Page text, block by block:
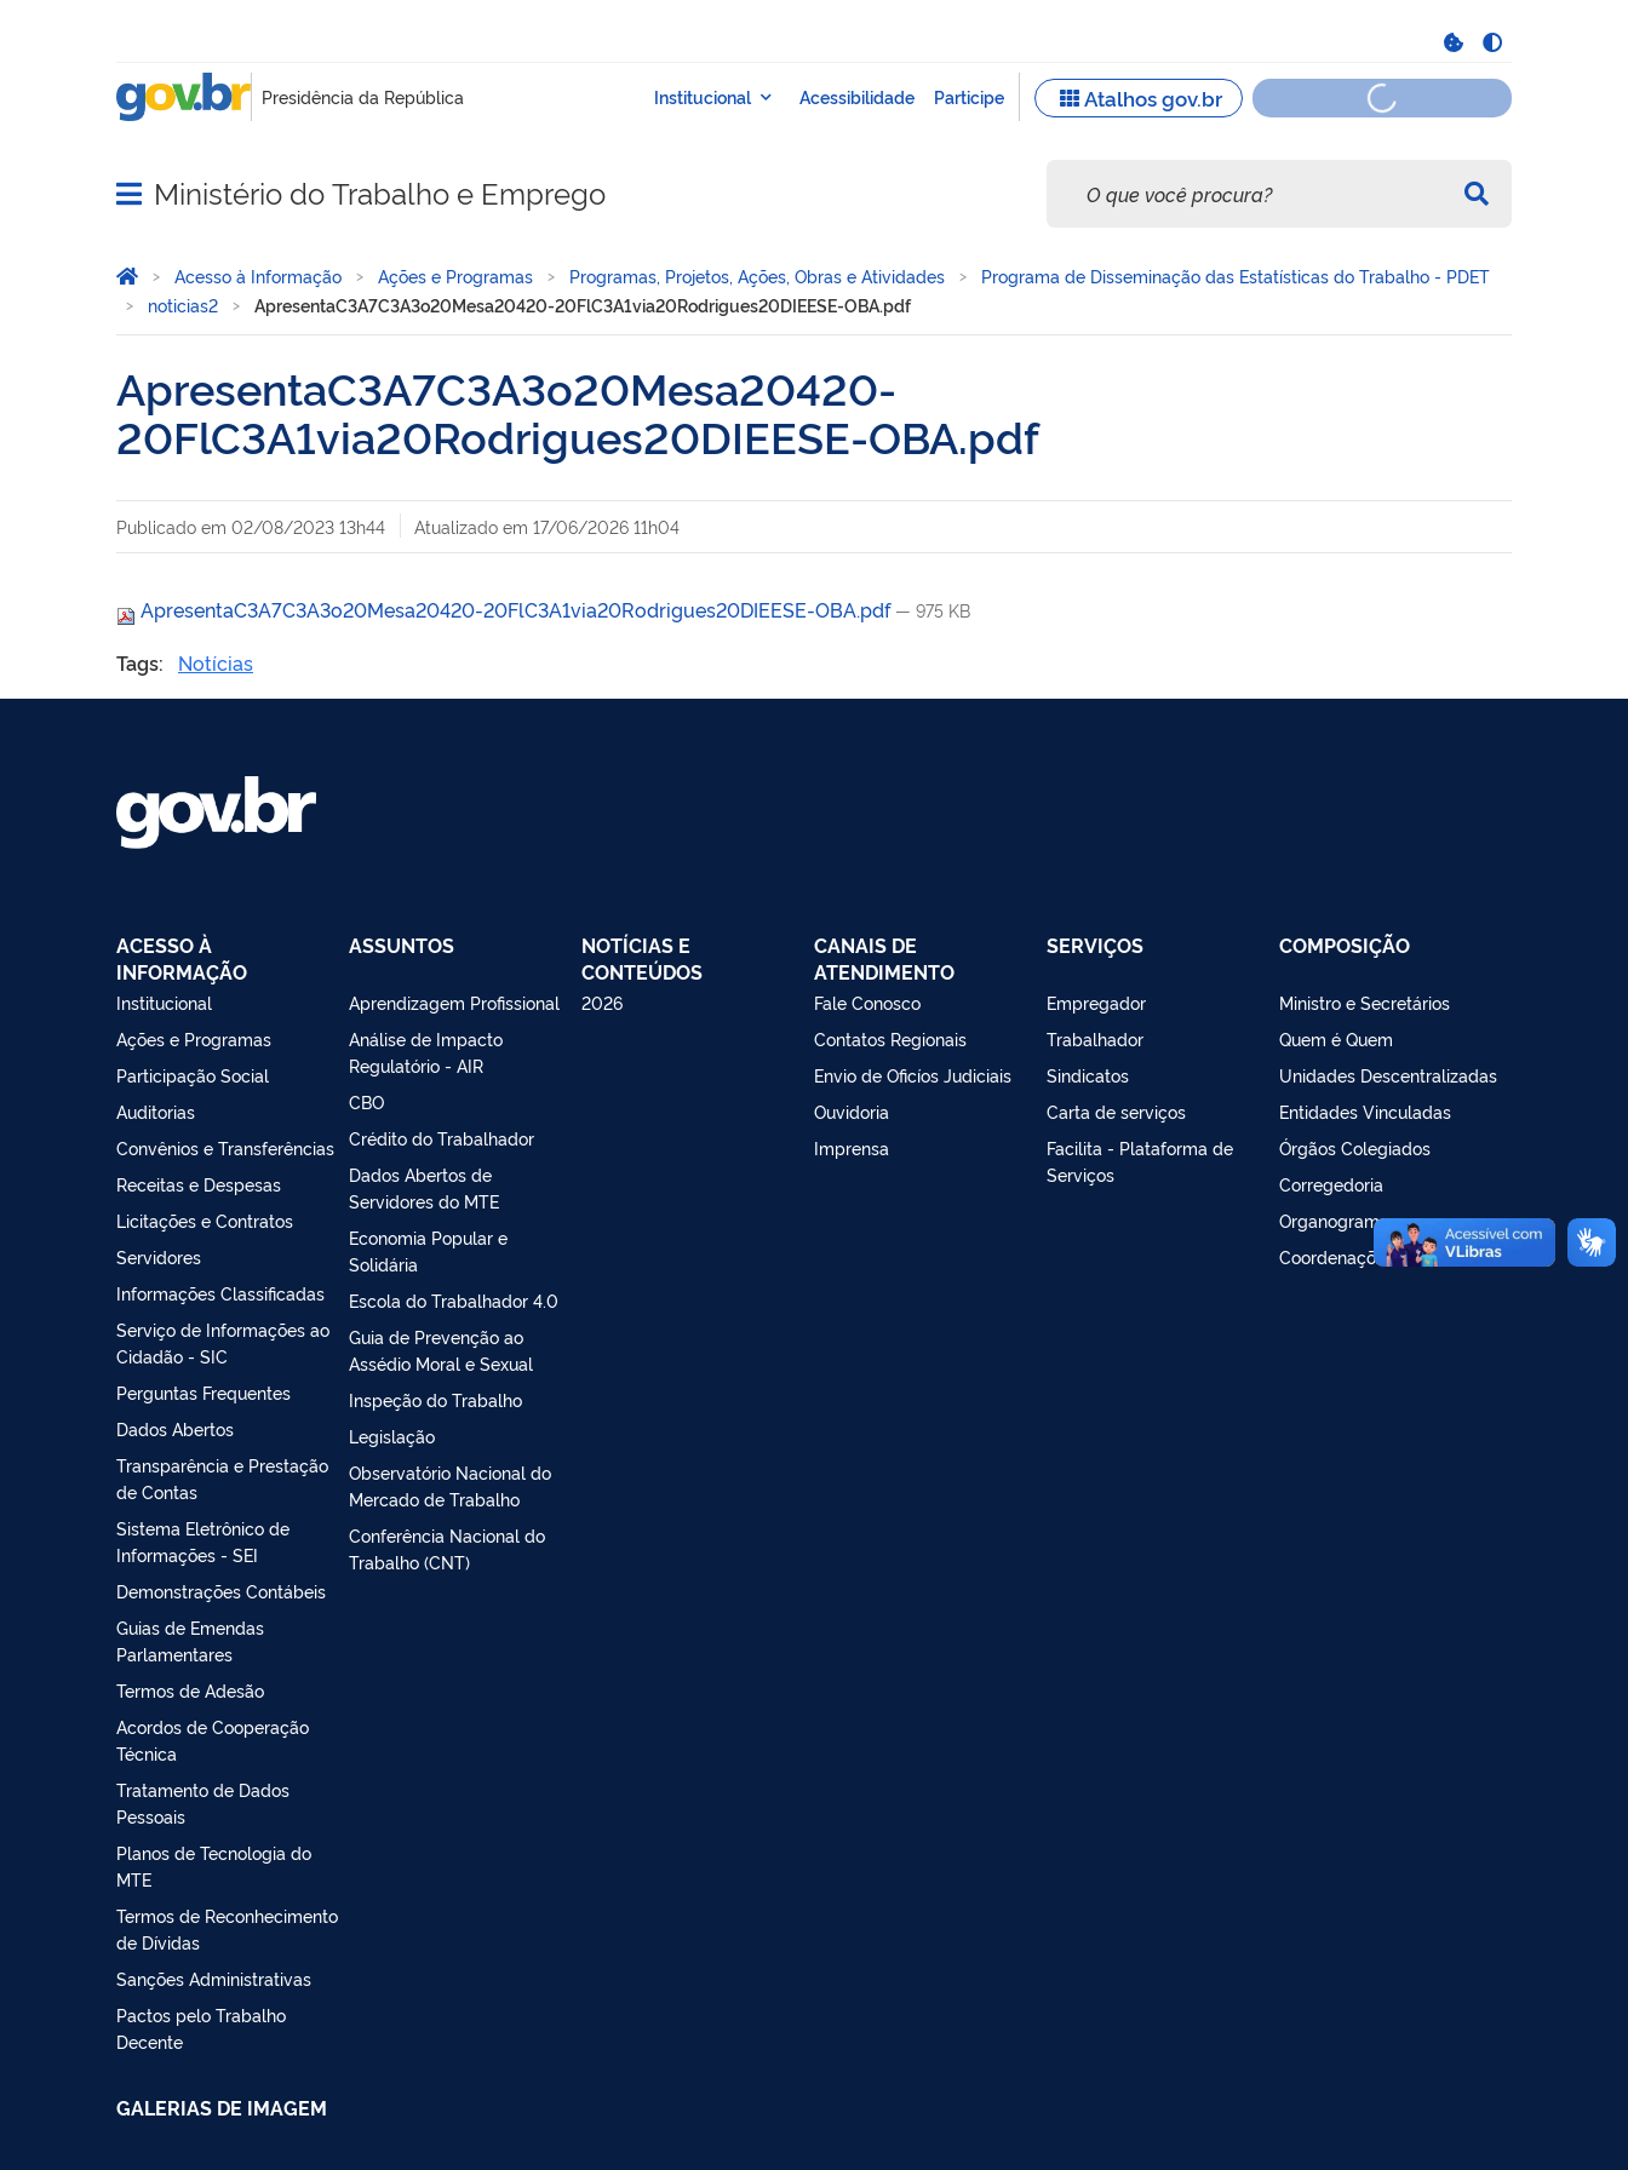
Abrir menu principal de navegação
Ministério do Trabalho e Emprego
Você está aqui:
Página Inicial
Acesso à Informação Ações e Programas Programas, Projetos, Ações, Obras e Atividades
Programa de Disseminação das Estatísticas do Trabalho - PDET
noticias2
ApresentaC3A7C3A3o20Mesa20420-20FlC3A1via20Rodrigues20DIEESE-OBA.pdf
ApresentaC3A7C3A3o20Mesa20420-
20FlC3A1via20Rodrigues20DIEESE-OBA.pdf
Publicado em 02/08/2023 13h44 Atualizado em 17/06/2026 11h04
ApresentaC3A7C3A3o20Mesa20420-20FlC3A1via20Rodrigues20DIEESE-OBA.pdf — 975 KB
Tags: Notícias
ACESSO À
INFORMAÇÃO
Institucional
Ações e Programas
Participação Social
Auditorias
Convênios e Transferências
Receitas e Despesas
Licitações e Contratos
Servidores
Informações Classificadas
Serviço de Informações ao
Cidadão - SIC
Perguntas Frequentes
Dados Abertos
Transparência e Prestação
de Contas
Sistema Eletrônico de
Informações - SEI
Demonstrações Contábeis
Guias de Emendas
Parlamentares
Termos de Adesão
Acordos de Cooperação
Técnica
Tratamento de Dados
Pessoais
Planos de Tecnologia do
MTE
Termos de Reconhecimento
de Dívidas
Sanções Administrativas
Pactos pelo Trabalho
Decente
ASSUNTOS
Aprendizagem Profissional
Análise de Impacto
Regulatório - AIR
CBO
Crédito do Trabalhador
Dados Abertos de
Servidores do MTE
Economia Popular e
Solidária
Escola do Trabalhador 4.0
Guia de Prevenção ao
Assédio Moral e Sexual
Inspeção do Trabalho
Legislação
Observatório Nacional do
Mercado de Trabalho
Conferência Nacional do
Trabalho (CNT)
NOTÍCIAS E
CONTEÚDOS
2026
CANAIS DE
ATENDIMENTO
Fale Conosco
Contatos Regionais
Envio de Oficíos Judiciais
Ouvidoria
Imprensa
SERVIÇOS
Empregador
Trabalhador
Sindicatos
Carta de serviços
Facilita - Plataforma de
Serviços
COMPOSIÇÃO
Ministro e Secretários
Quem é Quem
Unidades Descentralizadas
Entidades Vinculadas
Órgãos Colegiados
Corregedoria
Organograma
Coordenações
GALERIAS DE IMAGEM